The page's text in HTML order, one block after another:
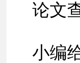
论文
小编